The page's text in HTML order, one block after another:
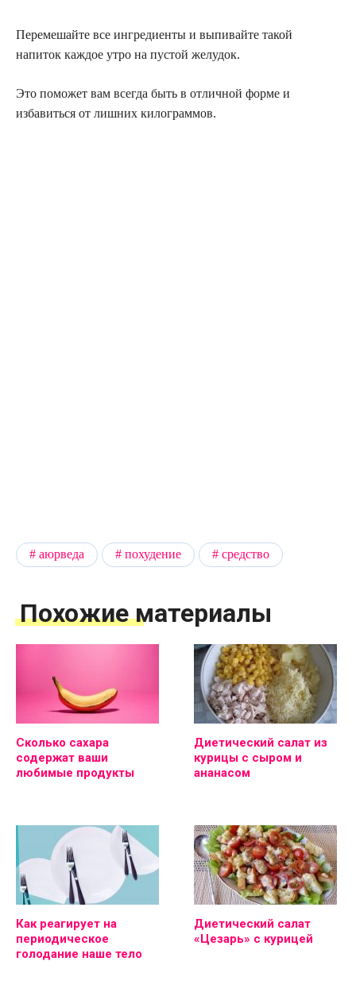
Перемешайте все ингредиенты и выпивайте такой
напиток каждое утро на пустой желудок.
Это поможет вам всегда быть в отличной форме и
избавиться от лишних килограммов.
аюрведа похудение средство
Похожие материалы
Сколько сахара
содержат ваши
любимые продукты
Диетический салат из
курицы с сыром и
ананасом
Как реагирует на
периодическое
голодание наше тело
Диетический салат
«Цезарь» с курицей